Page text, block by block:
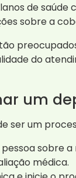
de
sobre a
do
um
ser um
sobre a
médica.